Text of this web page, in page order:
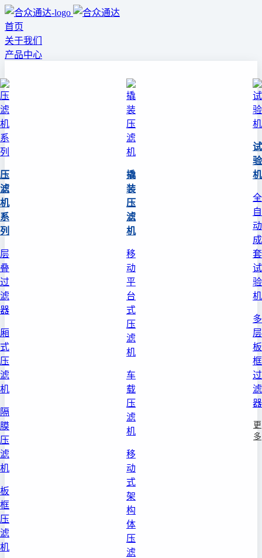
首页
关于我们
产品中心
压
滤
机
系
列
层
叠
过
滤
器
厢
式
压
滤
机
隔
膜
压
滤
机
板
框
压
滤
机
撬
装
压
滤
机
移
动
平
台
式
压
滤
机
车
载
压
滤
机
移
动
式
架
构
体
压
滤
试
验
机
全
自
动
成
套
试
验
机
多
层
板
框
过
滤
器
更
多